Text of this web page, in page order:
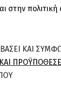
στην
ΚΑΙ